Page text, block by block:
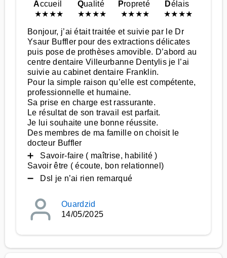
Accueil
★★★★
Qualité
★★★★
Propreté
★★★★
Délais
★★★★
Bonjour, j’ai était traitée et suivie par le Dr
Ysaur Buffler pour des extractions délicates
puis pose de prothèses amovible. D’abord au
centre dentaire Villeurbanne Dentylis je l’ai
suivie au cabinet dentaire Franklin.
Pour la simple raison qu’elle est compétente,
professionnelle et humaine.
Sa prise en charge est rassurante.
Le résultat de son travail est parfait.
Je lui souhaite une bonne réussite.
Des membres de ma famille on choisit le
docteur Buffler
➕ Savoir-faire ( maîtrise, habilité )
Savoir être ( écoute, bon relationnel)
➖ Dsl je n’ai rien remarqué
Ouardzid
14/05/2025